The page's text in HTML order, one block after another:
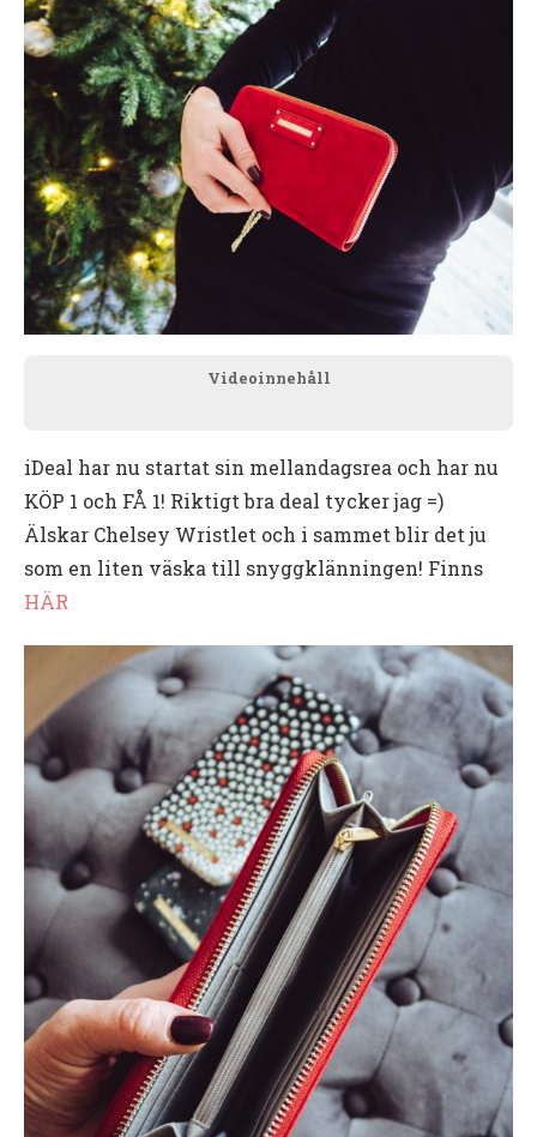
Videoinnehåll
iDeal har nu startat sin mellandagsrea och har nu
KÖP 1 och FÅ 1! Riktigt bra deal tycker jag =)
Älskar Chelsey Wristlet och i sammet blir det ju
som en liten väska till snyggklänningen! Finns
HÄR